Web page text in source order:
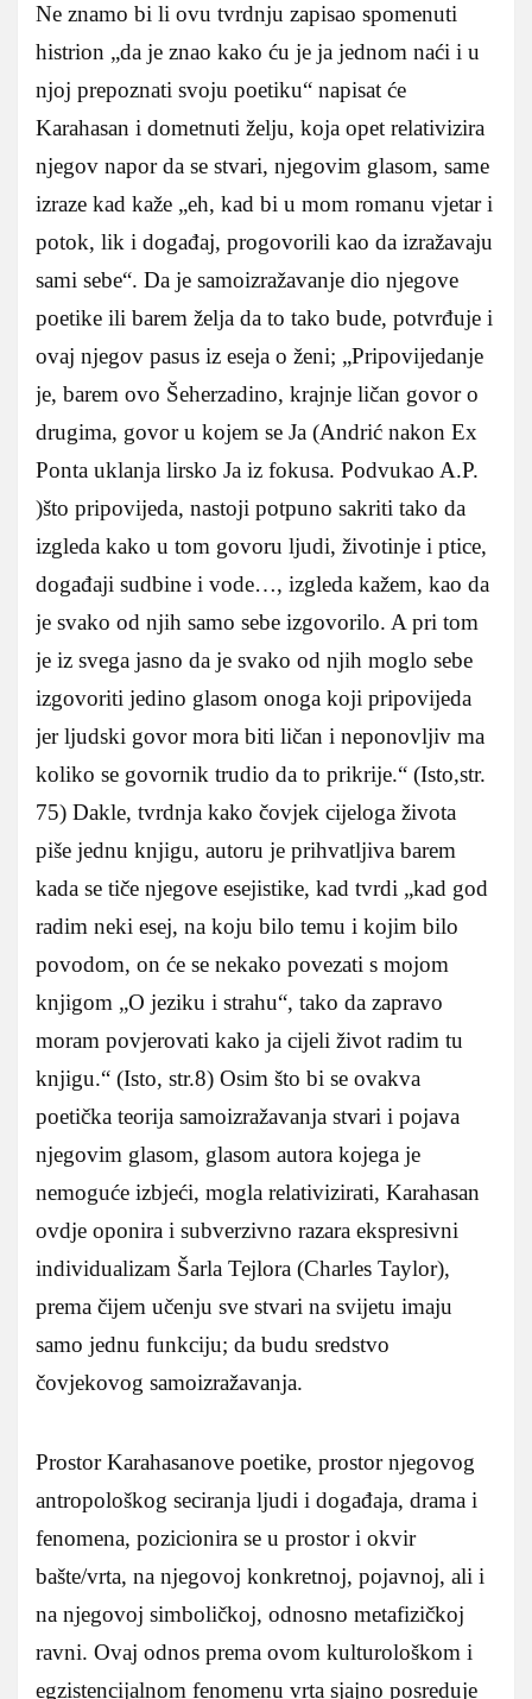
Ne znamo bi li ovu tvrdnju zapisao spomenuti
histrion „da je znao kako ću je ja jednom naći i u
njoj prepoznati svoju poetiku“ napisat će
Karahasan i dometnuti želju, koja opet relativizira
njegov napor da se stvari, njegovim glasom, same
izraze kad kaže „eh, kad bi u mom romanu vjetar i
potok, lik i događaj, progovorili kao da izražavaju
sami sebe“. Da je samoizražavanje dio njegove
poetike ili barem želja da to tako bude, potvrđuje i
ovaj njegov pasus iz eseja o ženi; „Pripovijedanje
je, barem ovo Šeherzadino, krajnje ličan govor o
drugima, govor u kojem se Ja (Andrić nakon Ex
Ponta uklanja lirsko Ja iz fokusa. Podvukao A.P.
)što pripovijeda, nastoji potpuno sakriti tako da
izgleda kako u tom govoru ljudi, životinje i ptice,
događaji sudbine i vode…, izgleda kažem, kao da
je svako od njih samo sebe izgovorilo. A pri tom
je iz svega jasno da je svako od njih moglo sebe
izgovoriti jedino glasom onoga koji pripovijeda
jer ljudski govor mora biti ličan i neponovljiv ma
koliko se govornik trudio da to prikrije.“ (Isto,str.
75) Dakle, tvrdnja kako čovjek cijeloga života
piše jednu knjigu, autoru je prihvatljiva barem
kada se tiče njegove esejistike, kad tvrdi „kad god
radim neki esej, na koju bilo temu i kojim bilo
povodom, on će se nekako povezati s mojom
knjigom „O jeziku i strahu“, tako da zapravo
moram povjerovati kako ja cijeli život radim tu
knjigu.“ (Isto, str.8) Osim što bi se ovakva
poetička teorija samoizražavanja stvari i pojava
njegovim glasom, glasom autora kojega je
nemoguće izbjeći, mogla relativizirati, Karahasan
ovdje oponira i subverzivno razara ekspresivni
individualizam Šarla Tejlora (Charles Taylor),
prema čijem učenju sve stvari na svijetu imaju
samo jednu funkciju; da budu sredstvo
čovjekovog samoizražavanja.
Prostor Karahasanove poetike, prostor njegovog
antropološkog seciranja ljudi i događaja, drama i
fenomena, pozicionira se u prostor i okvir
bašte/vrta, na njegovoj konkretnoj, pojavnoj, ali i
na njegovoj simboličkoj, odnosno metafizičkoj
ravni. Ovaj odnos prema ovom kulturološkom i
egzistencijalnom fenomenu vrta sjajno posreduje